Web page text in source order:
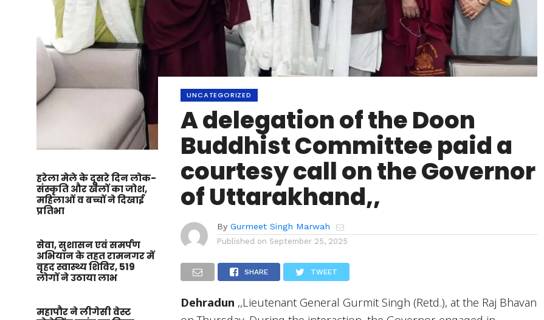
हरेला मेले के दूसरे दिन लोक-
संस्कृति और खेलों का जोश,
महिलाओं व बच्चों ने दिखाई
प्रतिभा
सेवा, सुशासन एवं समर्पण
अभियान के तहत रामनगर में
वृहद स्वास्थ्य शिविर, 519
लोगों ने उठाया लाभ
महापौर ने लीगेसी वेस्ट
UNCATEGORIZED
A delegation of the Doon
Buddhist Committee paid a
courtesy call on the Governor
of Uttarakhand,,
By Gurmeet Singh Marwah
Published on September 25, 2025
SHARE TWEET
Dehradun ,,Lieutenant General Gurmit Singh (Retd.), at the Raj Bhavan